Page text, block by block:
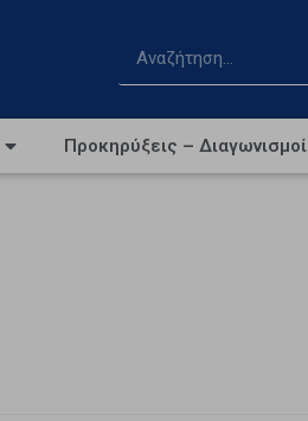
Προκηρύξεις – Διαγωνισμοί